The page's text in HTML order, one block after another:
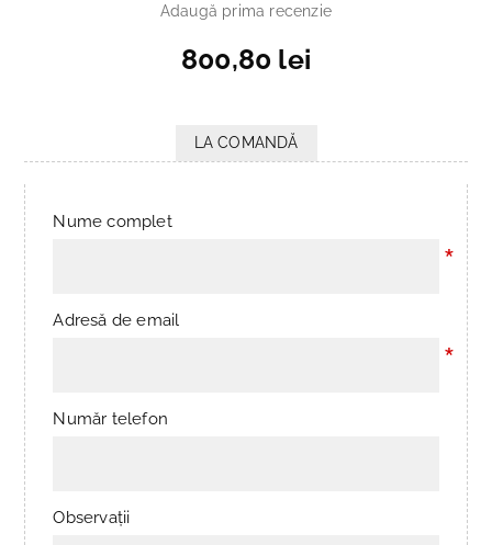
Adaugă prima recenzie
800,80 lei
LA COMANDĂ
Nume complet
*
Adresă de email
*
Număr telefon
Observații